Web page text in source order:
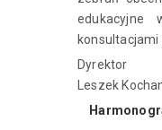
edukacyjne
Dyrektor
Leszek